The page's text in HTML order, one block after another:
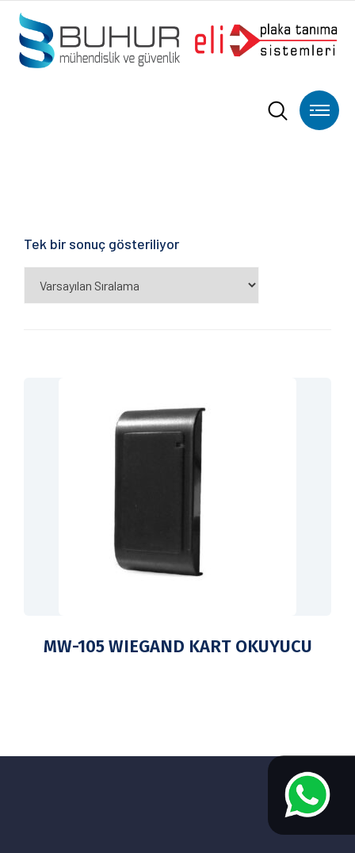
Tek bir sonuç gösteriliyor
MW-105 WIEGAND KART OKUYUCU